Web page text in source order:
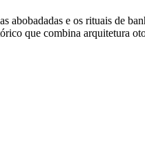
e os rituais de
que combina arquitetura